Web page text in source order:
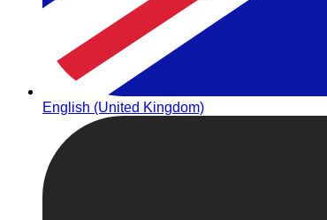
English (United Kingdom)